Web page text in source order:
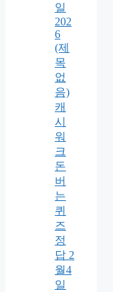
일
202
6
(제
목
없
음)
캐
시
워
크
돈
버
는
퀴
즈
정
답 2
월4
일